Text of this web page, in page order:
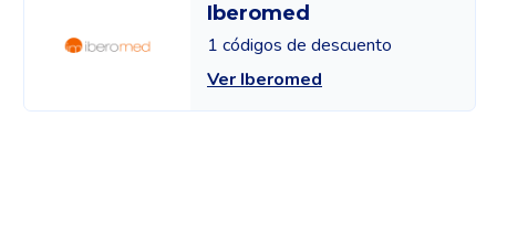
Iberomed
1 códigos de descuento
Ver Iberomed